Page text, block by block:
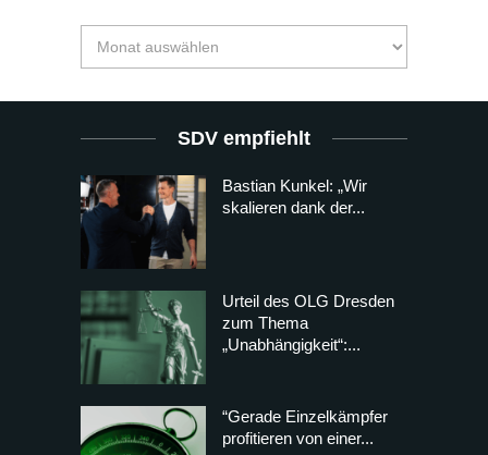
SDV empfiehlt
Bastian Kunkel: „Wir
skalieren dank der...
Urteil des OLG Dresden
zum Thema
„Unabhängigkeit“:...
“Gerade Einzelkämpfer
profitieren von einer...